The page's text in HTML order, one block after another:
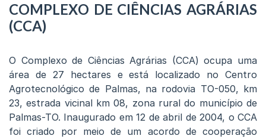
COMPLEXO DE CIÊNCIAS AGRÁRIAS
(CCA)
O Complexo de Ciências Agrárias (CCA) ocupa uma
área de 27 hectares e está localizado no Centro
Agrotecnológico de Palmas, na rodovia TO-050, km
23, estrada vicinal km 08, zona rural do município de
Palmas-TO. Inaugurado em 12 de abril de 2004, o CCA
foi criado por meio de um acordo de cooperação